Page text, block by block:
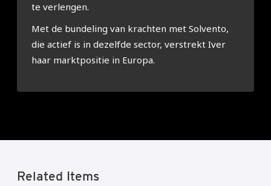
te verlengen.
Met de bundeling van krachten met Solvento,
die actief is in dezelfde sector, verstrekt Iver
haar marktpositie in Europa.
Related Items